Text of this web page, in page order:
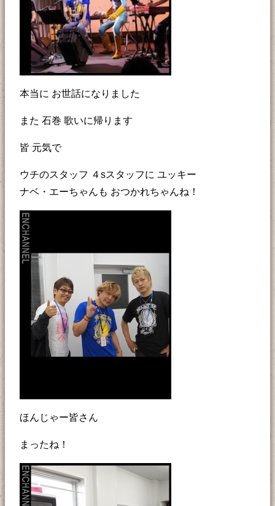
本当に お世話になりました
また 石巻 歌いに帰ります
皆 元気で
ウチのスタッフ ４sスタッフに ユッキー
ナベ・エーちゃんも おつかれちゃんね！
ほんじゃー皆さん
まったね！